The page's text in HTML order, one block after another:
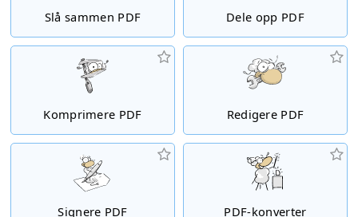
Slå sammen PDF Dele opp PDF
Komprimere PDF Redigere PDF
Signere PDF PDF-konverter